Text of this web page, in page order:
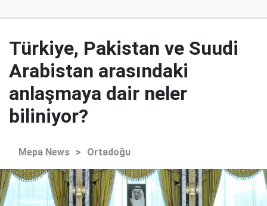
Türkiye, Pakistan ve Suudi
Arabistan arasındaki
anlaşmaya dair neler
biliniyor?
Mepa News > Ortadoğu